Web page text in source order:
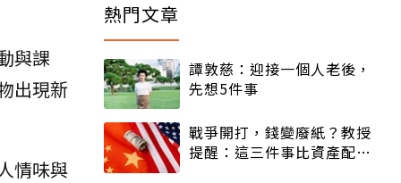
與課
出現新
情味與
熱門文章
譚敦慈：迎接一個人老後，
先想5件事
戰爭開打，錢變廢紙？教授
提醒：這三件事比資產配置